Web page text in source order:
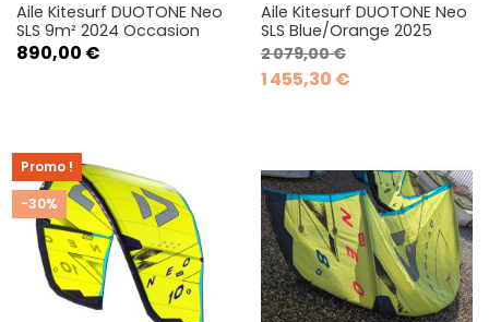
Aile Kitesurf DUOTONE Neo
SLS 9m² 2024 Occasion
Prix
890,00 €
Aile Kitesurf DUOTONE Neo
SLS Blue/Orange 2025
Prix de base
2 079,00 €Prix
1 455,30 €
Promo !
-30%